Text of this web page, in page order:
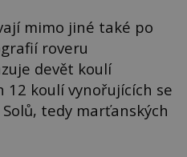
mimo jiné také po
roveru
devět koulí
12 koulí vynořujících se
tedy marťanských